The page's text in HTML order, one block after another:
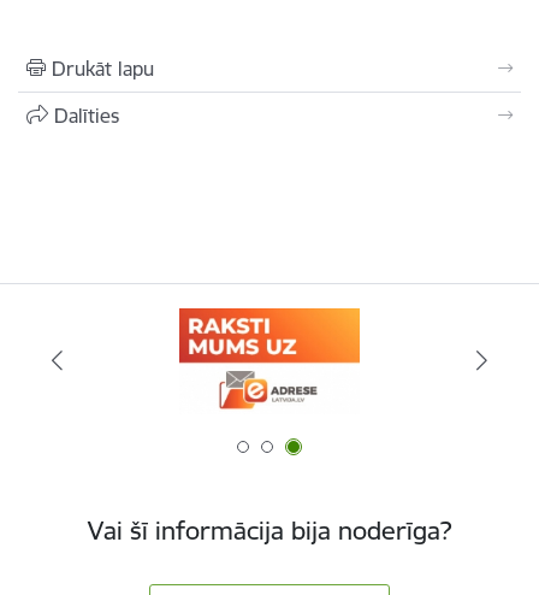
Drukāt lapu
Dalīties
Vai šī informācija bija noderīga?